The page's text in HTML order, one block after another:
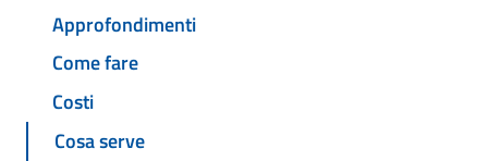
Approfondimenti
Come fare
Costi
Cosa serve